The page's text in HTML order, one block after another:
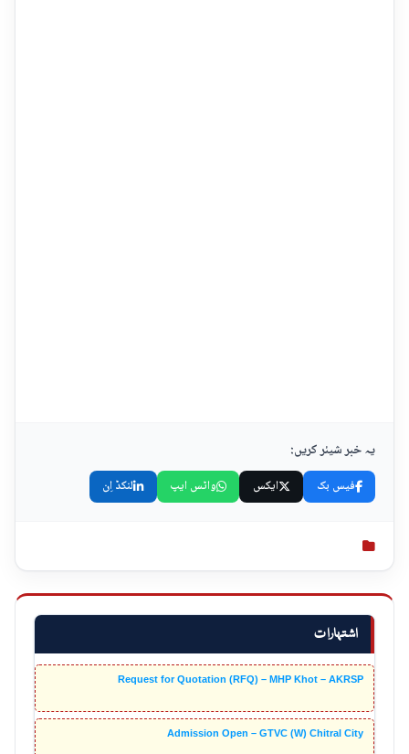
اشتہارات
Request for Quotation (RFQ) – MHP Khot – AKRSP
Admission Open – GTVC (W) Chitral City
یہ خبر شیئر کریں:
فیس بک ایکس واٹس ایپ لنکڈ اِن